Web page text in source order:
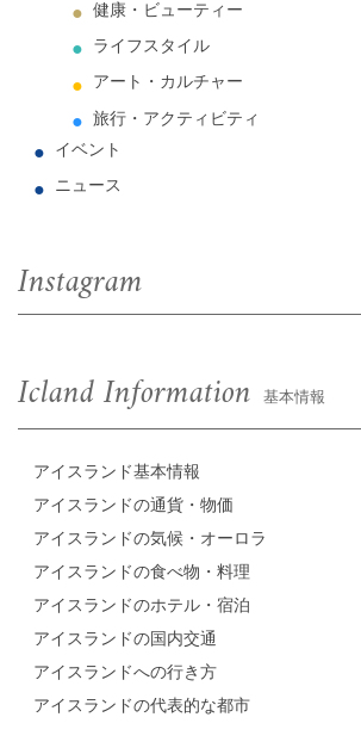
健康・ビューティー
ライフスタイル
アート・カルチャー
旅行・アクティビティ
イベント
ニュース
Instagram
Icland Information 基本情報
アイスランド基本情報
アイスランドの通貨・物価
アイスランドの気候・オーロラ
アイスランドの食べ物・料理
アイスランドのホテル・宿泊
アイスランドの国内交通
アイスランドへの行き方
アイスランドの代表的な都市